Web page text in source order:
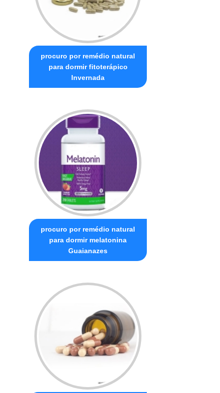
procuro por remédio natural
para dormir fitoterápico
Invernada
procuro por remédio natural
para dormir melatonina
Guaianazes